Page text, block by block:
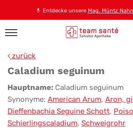
💊 Entdecke unsere Mag. Müntz
zurück
Caladium seguinum
Caladium
seguinum
Hauptname: Caladium seguinum
Synonyme: American Arum, Aron,
Dieffenbachia Seguine Schott,
Schierlingscaladium, Schweigrohr